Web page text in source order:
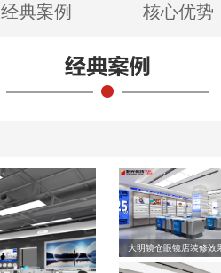
经典案例 核心优势
大明镜仓眼镜店装修效